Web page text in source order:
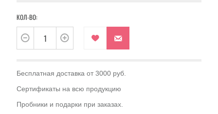
КОЛ-ВО:
Бесплатная доставка от 3000 руб.
Сертификаты на всю продукцию
Пробники и подарки при заказах.